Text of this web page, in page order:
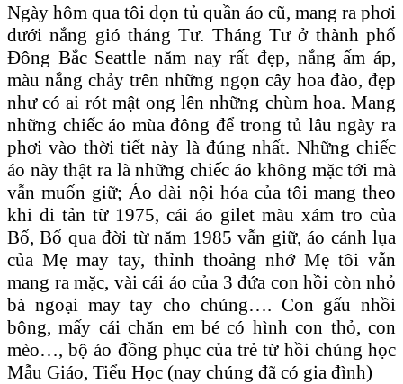
Ngày hôm qua tôi dọn tủ quần áo cũ, mang ra phơi
dưới nắng gió tháng Tư. Tháng Tư ở thành phố
Đông Bắc Seattle năm nay rất đẹp, nắng ấm áp,
màu nắng chảy trên những ngọn cây hoa đào, đẹp
như có ai rót mật ong lên những chùm hoa. Mang
những chiếc áo mùa đông để trong tủ lâu ngày ra
phơi vào thời tiết này là đúng nhất. Những chiếc
áo này thật ra là những chiếc áo không mặc tới mà
vẫn muốn giữ; Áo dài nội hóa của tôi mang theo
khi di tản từ 1975, cái áo gilet màu xám tro của
Bố, Bố qua đời từ năm 1985 vẫn giữ, áo cánh lụa
của Mẹ may tay, thỉnh thoảng nhớ Mẹ tôi vẫn
mang ra mặc, vài cái áo của 3 đứa con hồi còn nhỏ
bà ngoại may tay cho chúng…. Con gấu nhồi
bông, mấy cái chăn em bé có hình con thỏ, con
mèo…, bộ áo đồng phục của trẻ từ hồi chúng học
Mẫu Giáo, Tiểu Học (nay chúng đã có gia đình)